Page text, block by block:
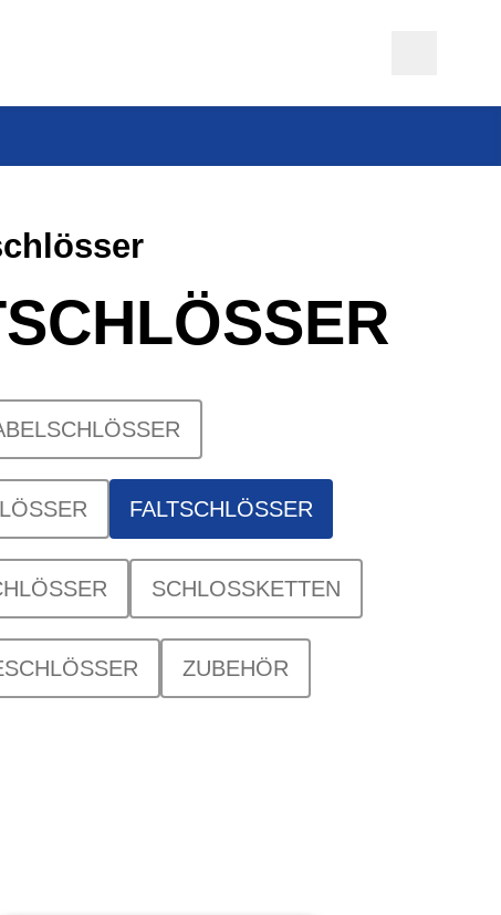
FALTSCHLÖSSER
SCHLOSSKETTEN
ZUBEHÖR